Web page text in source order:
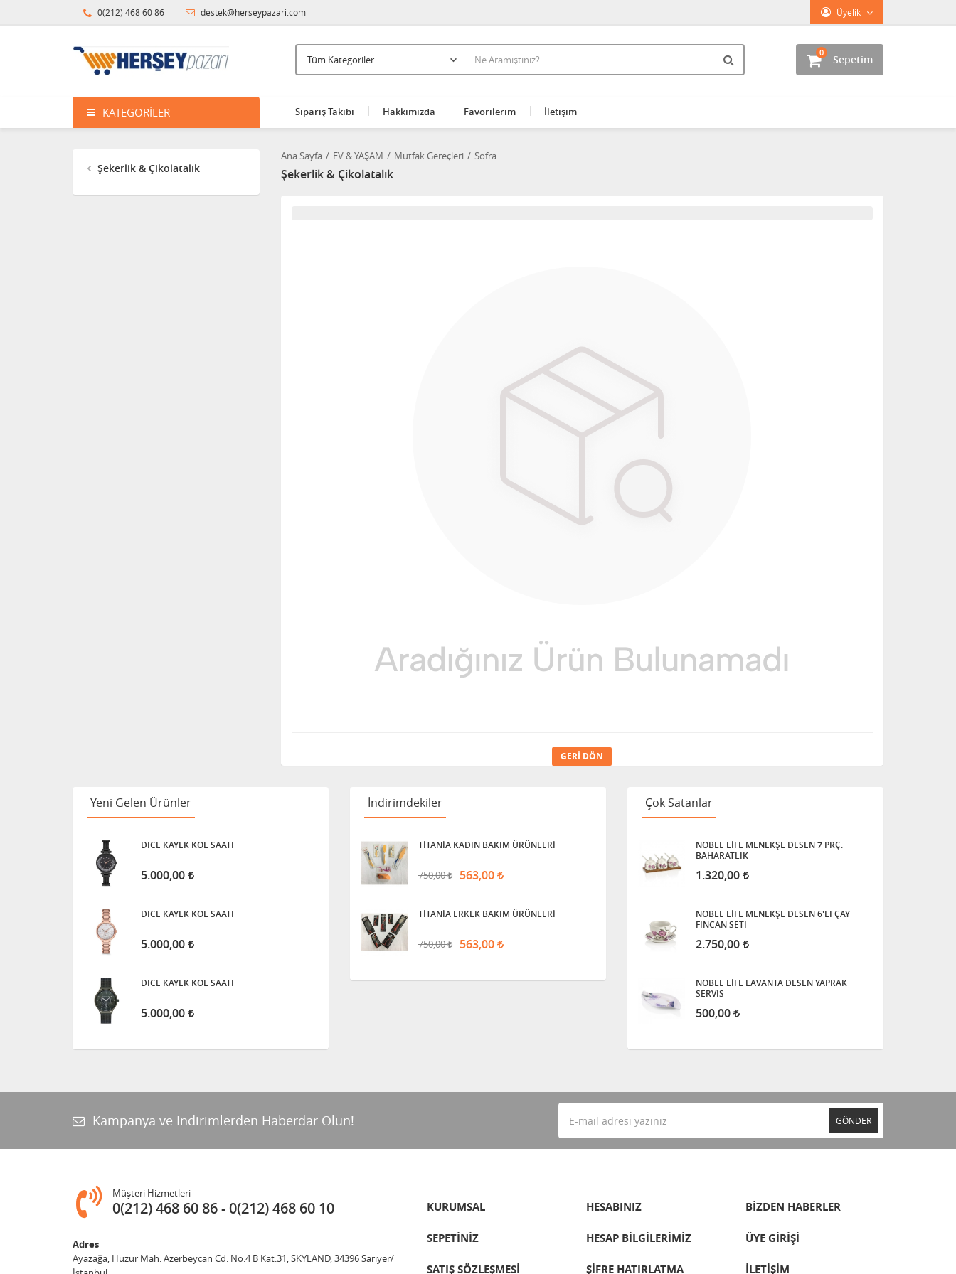
0(212) 468 60 86 destek@herseypazari.com Üyelik
Sepetim
0
KATEGORILER Sipariş Takibi Hakkımızda Favorilerim İletişim
Şekerlik & Çikolatalık
Ana Sayfa EV & YAŞAM Mutfak Gereçleri Sofra
Şekerlik & Çikolatalık
GERI DÖN
Yeni Gelen Ürünler
DICE KAYEK KOL SAATI
5.000,00
DICE KAYEK KOL SAATI
5.000,00
DICE KAYEK KOL SAATI
5.000,00
İndirimdekiler
TİTANİA KADIN BAKIM ÜRÜNLERİ
750,00 563,00
TİTANİA ERKEK BAKIM ÜRÜNLERİ
750,00 563,00
Çok Satanlar
NOBLE LİFE MENEKŞE DESEN 7 PRÇ.
BAHARATLIK
1.320,00
NOBLE LİFE MENEKŞE DESEN 6'LI ÇAY
FİNCAN SETİ
2.750,00
NOBLE LİFE LAVANTA DESEN YAPRAK
SERVİS
500,00
Kampanya ve İndirimlerden Haberdar Olun! GÖNDER
Müşteri Hizmetleri
0(212) 468 60 86 0(212) 468 60 10
Adres
Ayazağa, Huzur Mah. Azerbeycan Cd. No:4 B Kat:31, SKYLAND, 34396 Sarıyer/
KURUMSAL HESABINIZ BİZDEN HABERLER
SEPETİNİZ HESAP BİLGİLERİMİZ ÜYE GİRİŞİ
SATIŞ SÖZLEŞMESİ ŞİFRE HATIRLATMA İLETİŞİM